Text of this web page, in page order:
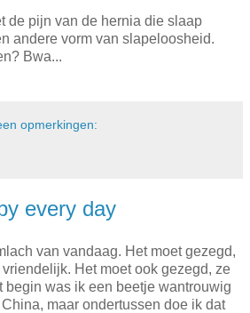
de pijn van de hernia die slaap
andere vorm van slapeloosheid.
Bwa...
opmerkingen:
every day
van vandaag. Het moet gezegd,
Het moet ook gezegd, ze
begin was ik een beetje wantrouwig
maar ondertussen doe ik dat